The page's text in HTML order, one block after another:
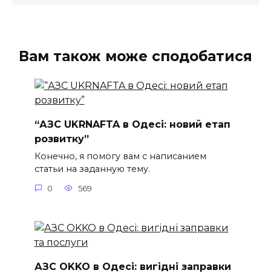
Вам також може сподобатися
“АЗС UKRNAFTA в Одесі: новий етап
розвитку”
Конечно, я помогу вам с написанием
статьи на заданную тему.
0 569
АЗС OKKO в Одесі: вигідні заправки